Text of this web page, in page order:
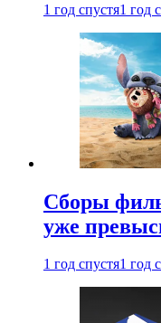
1 год спустя1 год
Сборы
уже
1 год спустя1 год